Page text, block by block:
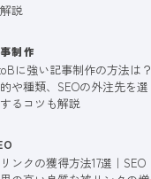
説
制作
に強い記事制作の方法は？
や種類、SEOの外注先を選
るコツも解説
ンクの獲得方法17選｜SEO